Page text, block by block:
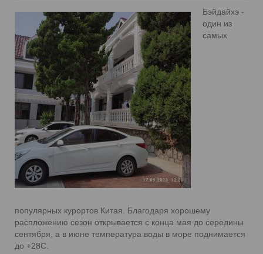
Бэйдайхэ -
один из
самых
популярных курортов Китая. Благодаря хорошему
распложению сезон открывается с конца мая до середины
сентября, а в июне температура воды в море поднимается
до +28С.